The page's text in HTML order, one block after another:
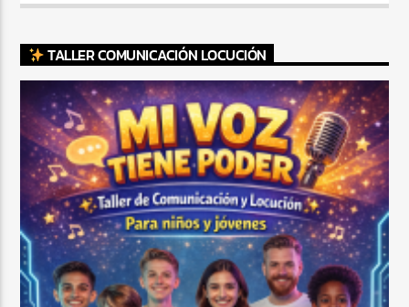
TALLER COMUNICACIÓN LOCUCIÓN